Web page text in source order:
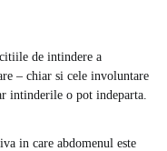
de intindere a
– chiar si cele involuntare
intinderile o pot indeparta.
in care abdomenul este